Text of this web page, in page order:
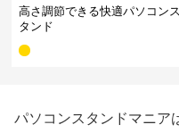
高さ調節できる快適パソコンス
タンド
パソコンスタンドマニア